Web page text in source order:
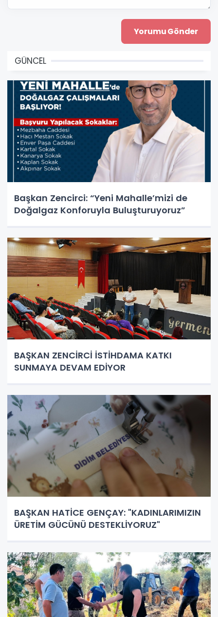
GÜNCEL
Başkan Zencirci: “Yeni Mahalle’mizi de
Doğalgaz Konforuyla Buluşturuyoruz”
BAŞKAN ZENCİRCİ İSTİHDAMA KATKI
SUNMAYA DEVAM EDİYOR
BAŞKAN HATİCE GENÇAY: "KADINLARIMIZIN
ÜRETİM GÜCÜNÜ DESTEKLİYORUZ"